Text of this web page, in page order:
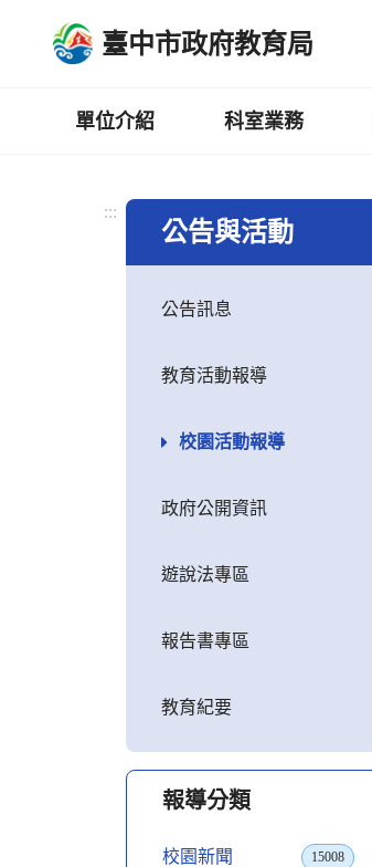
臺中市政府教育局
單位介紹 科室業務
:::
公告與活動
公告訊息
教育活動報導
校園活動報導
政府公開資訊
遊說法專區
報告書專區
教育紀要
報導分類
校園新聞 15008